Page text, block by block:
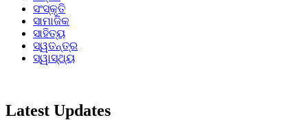
ସଂସ୍କୃତି
ସାମାଜିକ
ସାହିତ୍ୟ
ସ୍ୱତନ୍ତ୍ର
ସ୍ୱାସ୍ଥ୍ୟ
Latest Updates